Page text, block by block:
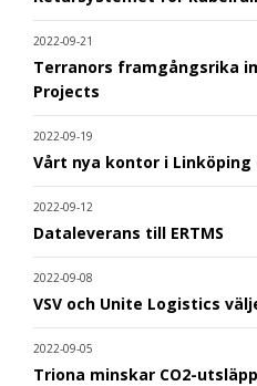
2022-09-21
Terranors framgångsrika
Projects
2022-09-19
Vårt nya kontor i Linköping
2022-09-12
Dataleverans till ERTMS
2022-09-08
VSV och Unite Logistics
2022-09-05
Triona minskar CO2-